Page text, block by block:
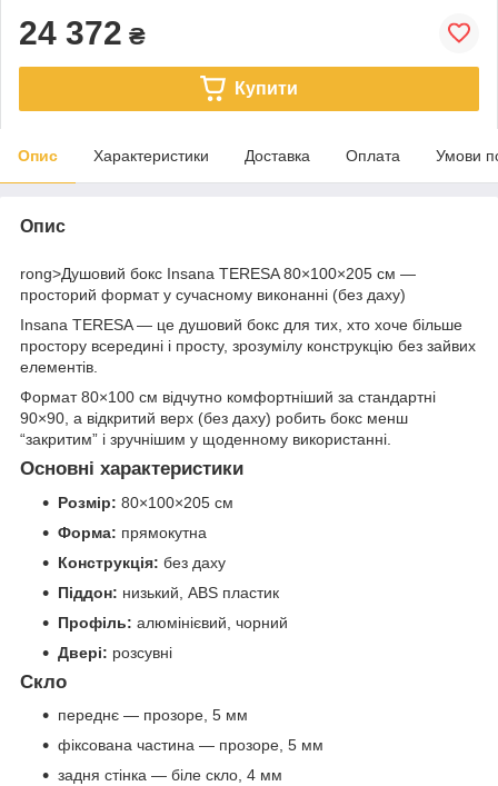
24 372 ₴
Купити
Опис Характеристики Доставка Оплата Умови
Опис
rong>Душовий бокс Insana TERESA 80×100×205 см —
просторий формат у сучасному виконанні (без даху)
Insana TERESA — це душовий бокс для тих, хто хоче більше
простору всередині і просту, зрозумілу конструкцію без зайвих
елементів.
Формат 80×100 см відчутно комфортніший за стандартні
90×90, а відкритий верх (без даху) робить бокс менш
“закритим” і зручнішим у щоденному використанні.
Основні характеристики
Розмір: 80×100×205 см
Форма: прямокутна
Конструкція: без даху
Піддон: низький, ABS пластик
Профіль: алюмінієвий, чорний
Двері: розсувні
Скло
переднє — прозоре, 5 мм
фіксована частина — прозоре, 5 мм
задня стінка — біле скло, 4 мм